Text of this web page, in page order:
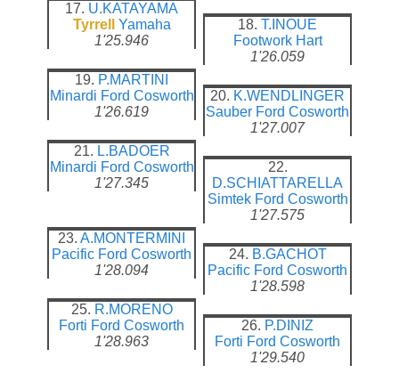
17. U.KATAYAMA
Tyrrell
Yamaha
1'25.946
18. T.INOUE
Footwork Hart
1'26.059
19. P.MARTINI
Minardi Ford Cosworth
1'26.619
20. K.WENDLINGER
Sauber Ford Cosworth
1'27.007
21. L.BADOER
Minardi Ford Cosworth
1'27.345
22.
D.SCHIATTARELLA
Simtek Ford Cosworth
1'27.575
23. A.MONTERMINI
Pacific Ford Cosworth
1'28.094
24. B.GACHOT
Pacific Ford Cosworth
1'28.598
25. R.MORENO
Forti Ford Cosworth
1'28.963
26. P.DINIZ
Forti Ford Cosworth
1'29.540